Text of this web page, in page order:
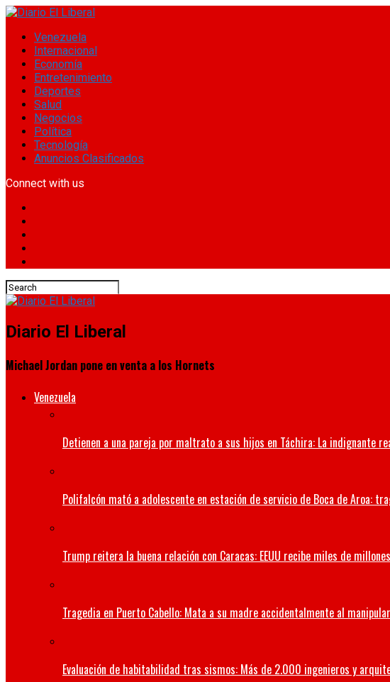
Venezuela
Internacional
Economía
Entretenimiento
Deportes
Salud
Negocios
Política
Tecnología
Anuncios Clasificados
Connect with us
Diario El Liberal
Michael Jordan pone en venta a los Hornets
Venezuela
Detienen a una pareja por maltrato a sus hijos en Táchira: La indignante
Polifalcón mató a adolescente en estación de servicio de Boca de Aroa:
Trump reitera la buena relación con Caracas: EEUU recibe miles de
Tragedia en Puerto Cabello: Mata a su madre accidentalmente al
Evaluación de habitabilidad tras sismos: Más de 2.000 ingenieros y